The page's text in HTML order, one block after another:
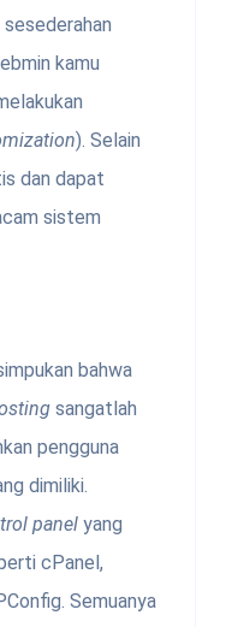
kamu
). Selain
dan dapat
sistem
bahwa
sangatlah
pengguna
dimiliki.
panel yang
cPanel,
Semuanya